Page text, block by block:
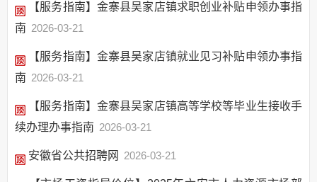
【服务指南】金寨县吴家店镇求职创业补贴申领办事指
南 2026-03-21
【服务指南】金寨县吴家店镇就业见习补贴申领办事指
南 2026-03-21
【服务指南】金寨县吴家店镇高等学校等毕业生接收手
续办理办事指南 2026-03-21
安徽省公共招聘网 2026-03-21